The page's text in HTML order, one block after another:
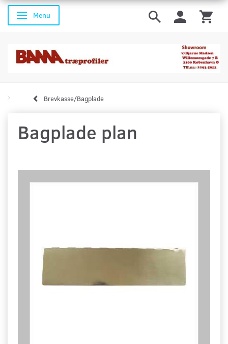
Skifte navigation
Menu
Brevkasse/Bagplade
Bagplade plan